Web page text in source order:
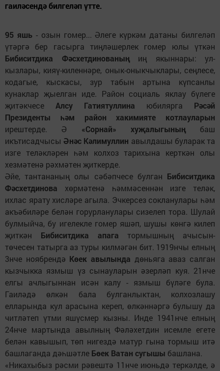
гаиләсендә билгеләп үтте.
95 яшь- озын гомер... Әлеге күркәм датаны билгеләп
үтәргә бер гасырга тиңләшерлек гомер юлы үткән
Бибиситдика Фәсхетдинованыңиң якыннары: ул-
кызлары, кияү-киленнәре, онык-оныкчыклары, сеңлесе,
кодагые, кыскасы, зур табын артына күпсанлы
кунаклар җыелган иде. Район социаль яклау бүлеге
җитәкчесе Алсу Гатиятуллина юбилярга Рәсәй
Президенты һәм район хакимияте котлауларын
ирештерде. Ә «Сорнай» хуҗалыгыныңбаш
икътисадчысы Әнәс Кәлимуллин авылдашы буларак та
изге теләкләрен һәм колхоз тарихына керткән олы
хезмәтенә рәхмәтен җиткерде.
Әйе, тантананың олы сәбәпчесе булган Бибиситдика
Фәсхетдинова хөрмәтенә һәммәсеннән изге теләк,
ихлас ярату хисләре агыла. Эчкерсез сокланулары һәм
акъәбиләре белән горурланулары сизелеп тора. Шулай
булмыйча, бу игелекле гомер яшәп, шушы көнгә килеп
җиткән Бибиситдика апага тормышның ачысын-
төчесен татырга аз туры килмәгән бит. 1919нчы елның
3нче ноябрендә Көек авылында дөньяга аваз салган
кызчыкка язмыш үз сынауларын әзерләп куя. 21нче
елгы ачлыгыннан исән калу - язмыш бүләге була.
Гаиләдә өлкән бала булганлыктан, колхозлашу
елларында кул арасына кереп, өлкәннәргә булышу да
читләтеп үтми яшүсмер кызны. Инде 1941нче елның
24нче мартында авылның Фәләхетдин исемле егете
белән кавышып, төп нигездә матур гына тормыш итә
башлаганда дәһшәтле Бөек Ватан сугышы башлана.
«Никахыбыз рәсми рәвештә 11нче июньдә теркәлде, ә